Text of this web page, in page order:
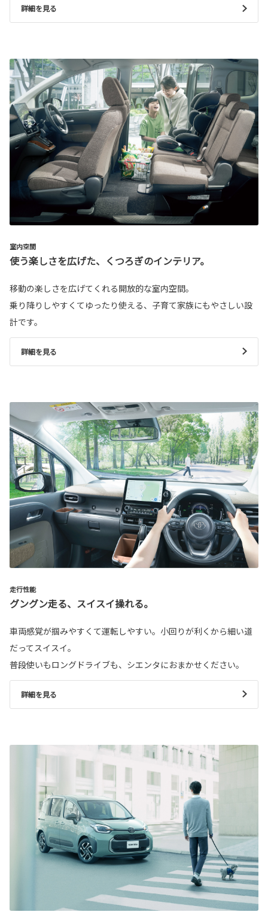
詳細を見る
室内空間
使う楽しさを広げた、くつろぎのインテリア。
移動の楽しさを広げてくれる開放的な室内空間。
乗り降りしやすくてゆったり使える、子育て家族にもやさしい設
計です。
詳細を見る
走行性能
グングン走る、スイスイ操れる。
車両感覚が掴みやすくて運転しやすい。小回りが利くから細い道
だってスイスイ。
普段使いもロングドライブも、シエンタにおまかせください。
詳細を見る